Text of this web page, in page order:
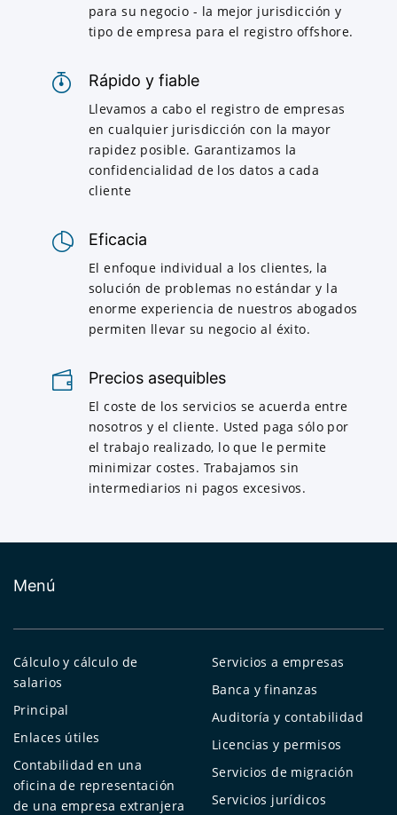
para su negocio - la mejor jurisdicción y
tipo de empresa para el registro offshore.
Rápido y fiable
Llevamos a cabo el registro de empresas
en cualquier jurisdicción con la mayor
rapidez posible. Garantizamos la
confidencialidad de los datos a cada
cliente
Eficacia
El enfoque individual a los clientes, la
solución de problemas no estándar y la
enorme experiencia de nuestros abogados
permiten llevar su negocio al éxito.
Precios asequibles
El coste de los servicios se acuerda entre
nosotros y el cliente. Usted paga sólo por
el trabajo realizado, lo que le permite
minimizar costes. Trabajamos sin
intermediarios ni pagos excesivos.
Menú
Cálculo y cálculo de
salarios
Principal
Enlaces útiles
Contabilidad en una
oficina de representación
de una empresa extranjera
Servicios a empresas
Banca y finanzas
Auditoría y contabilidad
Licencias y permisos
Servicios de migración
Servicios jurídicos